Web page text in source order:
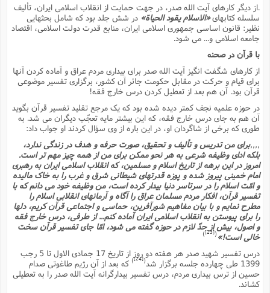
.از دیگر کارهاى آیت الله صدر، در جهت حمایت از انقلاب اسلامى ایران، تألیف
سلسله کتابهاى«الاسلام یقود الحیاة»در شش جلد بود که شامل بحثهایى
نظیر: قانون اساسى جمهورى اسلامى ایران، منابع قدرت دولت اسلامى، اقتصاد
جامعه اسلامى و... مى شود.
با قرآن در صحنه
از کارهاى شگفت انگیز آیت الله صدر براى بیدارى مردم عراق و آماده کردن آنها
براى قیام و حرکت در مقابل حکومت جائر آن کشور، برگزارى تفسیر موضوعى
قرآن بود. آن هم بعد از تعطیل کردن درس خارج فقه!
در حوزه علمیه نجف کمتر دیده شده بود که یک مرجع تقلید تفسیر قرآن بگوید
آن هم به جاى درس خارج فقه، که این بیشتر مایه تعجّب دیگران مى شد. به
طورى که برخى از شاگردان او، در این باره از وى سؤال کردند او جواب داد:
,,,,براى من تدریس و تألیف و تحقیق، صورت حرفه و هدف در زندگى ندارد،
بلکه اداى وظیفه شرعى به هر نحو ممکن براى من از همه چیز مهم تر است.
امروز در این برهه از تاریخ اسلام و مسلمین، که انقلاب اسلامى ایران به رهبرى
امام خمینى پیروز شده و پوزه قدرتهاى شیطانى شرق و غرب را به خاک مالیده
و امّت اسلام را در سرتاسر دنیا بیدار کرده است، من وظیفه خود مى دانم که با
تفسیر قرآن، افکار مردم مسلمان عراق را آگاه و آرمانهاى انقلابى اسلام را
مطرح نمایم و با بیان مفاهیم شورآفرین، حماسى و اجتماعى قرآن کریم، دلها
را براى پیوستن به انقلاب اسلامى ایران آماده کنم... از طرفى، درس خارج فقه
و اصول، بیش از حدّ لازم در حوزه گفته مى شود، امّا جاى تفسیر قرآن سخت
خالى است!»(
[23]
)
درس تفسیر شهید صدر هر هفته دو روز از تاریخ 17 جمادى الاول تا 5 رجب
1399 طى چهارده جلسه برگزار شد
(
[24]
)که بعد از آن رژیم طاغوتى صدام
حسین از ترس بیدارى مردم، درس تفسیر بیدارگرانه آیت الله صدر را به تعطیلى
کشاند.